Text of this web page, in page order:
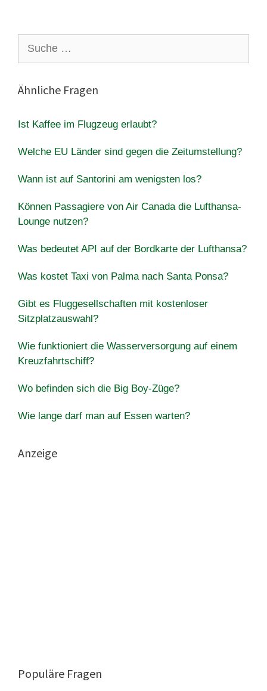
nach:
Ähnliche Fragen
Ist Kaffee im Flugzeug erlaubt?
Welche EU Länder sind gegen die Zeitumstellung?
Wann ist auf Santorini am wenigsten los?
Können Passagiere von Air Canada die Lufthansa-
Lounge nutzen?
Was bedeutet API auf der Bordkarte der Lufthansa?
Was kostet Taxi von Palma nach Santa Ponsa?
Gibt es Fluggesellschaften mit kostenloser
Sitzplatzauswahl?
Wie funktioniert die Wasserversorgung auf einem
Kreuzfahrtschiff?
Wo befinden sich die Big Boy-Züge?
Wie lange darf man auf Essen warten?
Anzeige
Populäre Fragen